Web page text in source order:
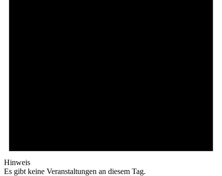
Hinweis
Es gibt keine Veranstaltungen an diesem Tag.